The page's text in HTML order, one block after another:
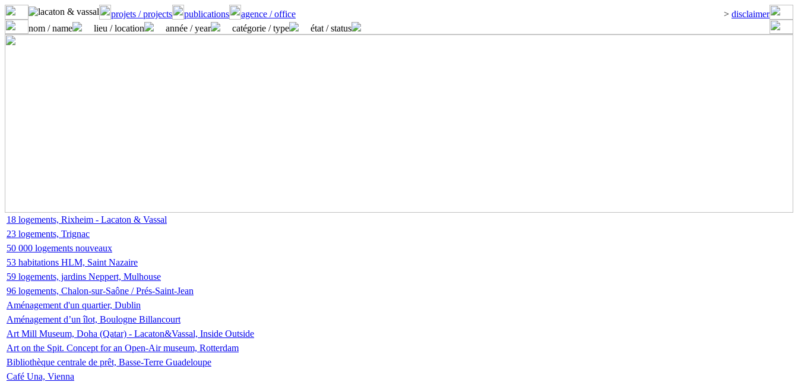
projets / projects publications agence / office > disclaimer
nom / name
lieu / location année / year catégorie / type état / status
18 logements, Rixheim - Lacaton & Vassal
23 logements, Trignac
50 000 logements nouveaux
53 habitations HLM, Saint Nazaire
59 logements, jardins Neppert, Mulhouse
96 logements, Chalon-sur-Saône / Prés-Saint-Jean
Aménagement d'un quartier, Dublin
Aménagement d’un îlot, Boulogne Billancourt
Art Mill Museum, Doha (Qatar) - Lacaton&Vassal, Inside Outside
Art on the Spit. Concept for an Open-Air museum, Rotterdam
Bibliothèque centrale de prêt, Basse-Terre Guadeloupe
Café Una, Vienna